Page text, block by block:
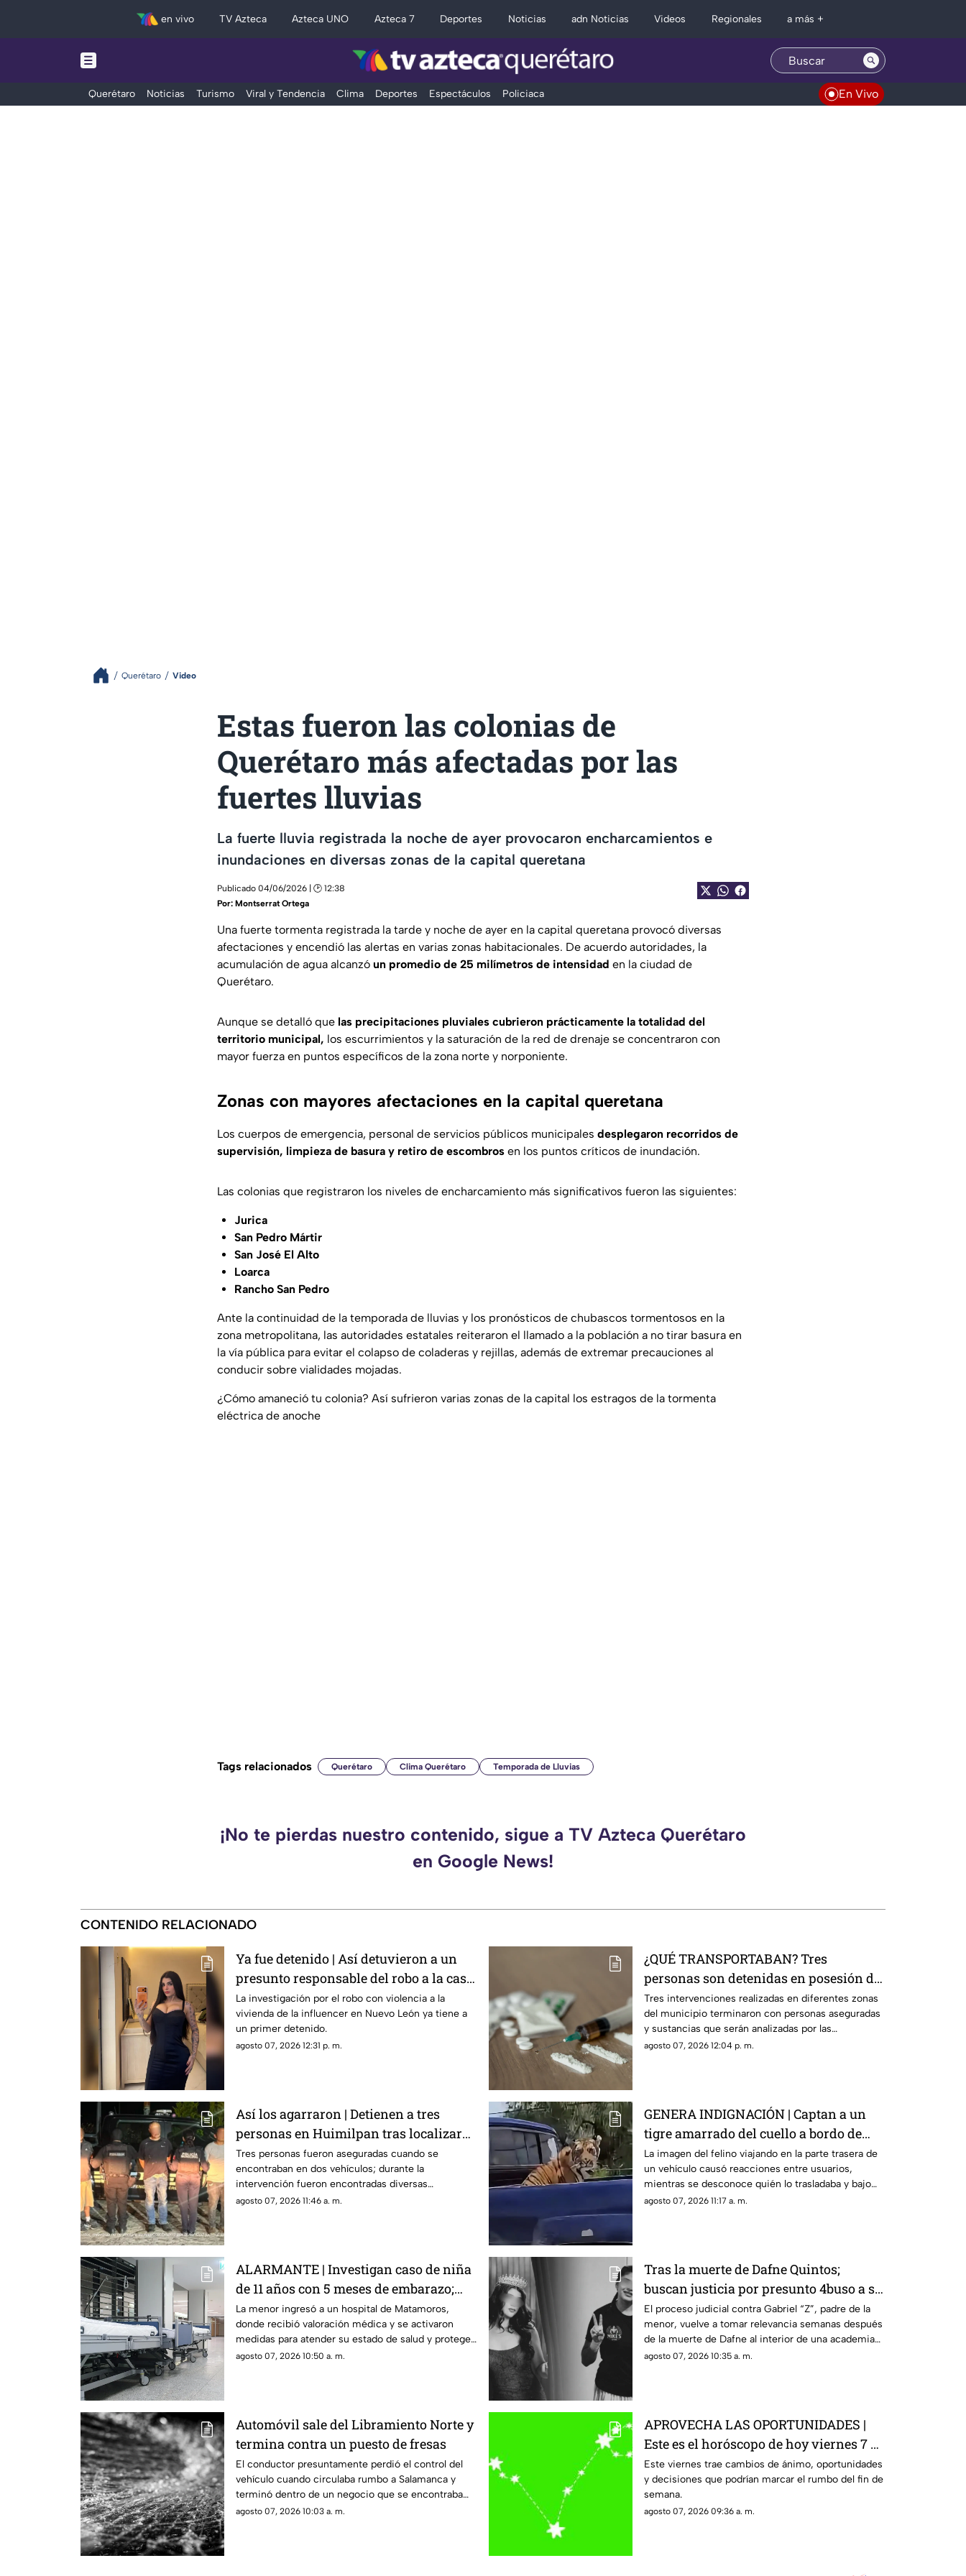
en vivo TV Azteca Azteca UNO Azteca 7 Deportes Noticias adn Noticias Videos Regionales a más +
Querétaro Noticias Turismo Viral y Tendencia Clima Deportes Espectáculos Policiaca En Vivo
Querétaro Video
Estas fueron las colonias de
Querétaro más afectadas por las
fuertes lluvias
La fuerte lluvia registrada la noche de ayer provocaron encharcamientos e
inundaciones en diversas zonas de la capital queretana
Publicado 04/06/2026 | 🕑 12:38
Por: Montserrat Ortega
Una fuerte tormenta registrada la tarde y noche de ayer en la capital queretana provocó diversas
afectaciones y encendió las alertas en varias zonas habitacionales. De acuerdo autoridades, la
acumulación de agua alcanzó un promedio de 25 milímetros de intensidad en la ciudad de
Querétaro.
Aunque se detalló que las precipitaciones pluviales cubrieron prácticamente la totalidad del
territorio municipal, los escurrimientos y la saturación de la red de drenaje se concentraron con
mayor fuerza en puntos específicos de la zona norte y norponiente.
Zonas con mayores afectaciones en la capital queretana
Los cuerpos de emergencia, personal de servicios públicos municipales desplegaron recorridos de
supervisión, limpieza de basura y retiro de escombros en los puntos críticos de inundación.
Las colonias que registraron los niveles de encharcamiento más significativos fueron las siguientes:
Jurica
San Pedro Mártir
San José El Alto
Loarca
Rancho San Pedro
Ante la continuidad de la temporada de lluvias y los pronósticos de chubascos tormentosos en la
zona metropolitana, las autoridades estatales reiteraron el llamado a la población a no tirar basura en
la vía pública para evitar el colapso de coladeras y rejillas, además de extremar precauciones al
conducir sobre vialidades mojadas.
¿Cómo amaneció tu colonia? Así sufrieron varias zonas de la capital los estragos de la tormenta
eléctrica de anoche
Tags relacionados Querétaro Clima Querétaro Temporada de Lluvias
¡No te pierdas nuestro contenido, sigue a TV Azteca Querétaro
en Google News!
CONTENIDO RELACIONADO
Ya fue detenido | Así detuvieron a un
presunto responsable del robo a la casa
de Karely Ruiz
La investigación por el robo con violencia a la
vivienda de la influencer en Nuevo León ya tiene a
un primer detenido.
agosto 07, 2026 12:31 p. m.
¿QUÉ TRANSPORTABAN? Tres
personas son detenidas en posesión de
estas sustancia en El Marqués
Tres intervenciones realizadas en diferentes zonas
del municipio terminaron con personas aseguradas
y sustancias que serán analizadas por las
autoridades.
agosto 07, 2026 12:04 p. m.
Así los agarraron | Detienen a tres
personas en Huimilpan tras localizar
presuntas sustancias ilegales
Tres personas fueron aseguradas cuando se
encontraban en dos vehículos; durante la
intervención fueron encontradas diversas
sustancias.
agosto 07, 2026 11:46 a. m.
GENERA INDIGNACIÓN | Captan a un
tigre amarrado del cuello a bordo de
una camioneta
La imagen del felino viajando en la parte trasera de
un vehículo causó reacciones entre usuarios,
mientras se desconoce quién lo trasladaba y bajo
qué condiciones.
agosto 07, 2026 11:17 a. m.
ALARMANTE | Investigan caso de niña
de 11 años con 5 meses de embarazo;
aquí ocurrió
La menor ingresó a un hospital de Matamoros,
donde recibió valoración médica y se activaron
medidas para atender su estado de salud y proteger
sus derechos.
agosto 07, 2026 10:50 a. m.
Tras la muerte de Dafne Quintos;
buscan justicia por presunto 4buso a su
integridad íntima
El proceso judicial contra Gabriel “Z”, padre de la
menor, vuelve a tomar relevancia semanas después
de la muerte de Dafne al interior de una academia
militarizada.
agosto 07, 2026 10:35 a. m.
Automóvil sale del Libramiento Norte y
termina contra un puesto de fresas
El conductor presuntamente perdió el control del
vehículo cuando circulaba rumbo a Salamanca y
terminó dentro de un negocio que se encontraba
abierto.
agosto 07, 2026 10:03 a. m.
APROVECHA LAS OPORTUNIDADES |
Este es el horóscopo de hoy viernes 7 de
agosto
Este viernes trae cambios de ánimo, oportunidades
y decisiones que podrían marcar el rumbo del fin de
semana.
agosto 07, 2026 09:36 a. m.